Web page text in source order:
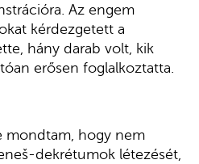
Az engem
kérdezgetett a
hány darab volt, kik
erősen foglalkoztatta.
mondtam, hogy nem
dekrétumok létezését,